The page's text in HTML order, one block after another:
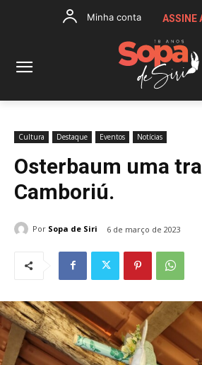
Minha conta ASSINE
Cultura Destaque Eventos Notícias
Osterbaum uma
Camboriú.
Por Sopa de Siri 6 de março de 2023